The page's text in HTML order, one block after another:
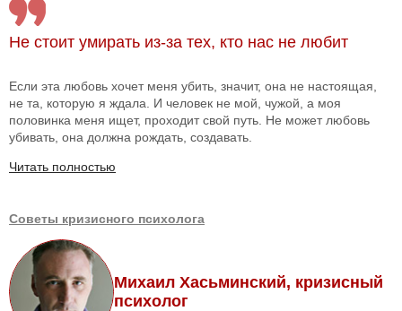
Не стоит умирать из-за тех, кто нас не любит
Если эта любовь хочет меня убить, значит, она не настоящая,
не та, которую я ждала. И человек не мой, чужой, а моя
половинка меня ищет, проходит свой путь. Не может любовь
убивать, она должна рождать, создавать.
Читать полностью
Советы кризисного психолога
Михаил Хасьминский, кризисный
психолог